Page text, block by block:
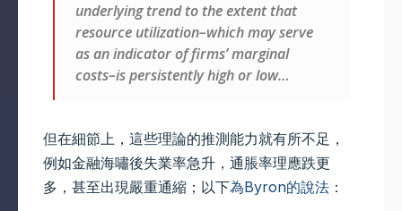
underlying trend to the extent that
resource utilization–which may serve
as an indicator of firms’ marginal
costs–is persistently high or low…
但在細節上，這些理論的推測能力就有所不足，
例如金融海嘯後失業率急升，通脹率理應跌更
多，甚至出現嚴重通縮；以下為Byron的說法 ：